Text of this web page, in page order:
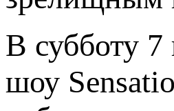
В субботу 7
шоу